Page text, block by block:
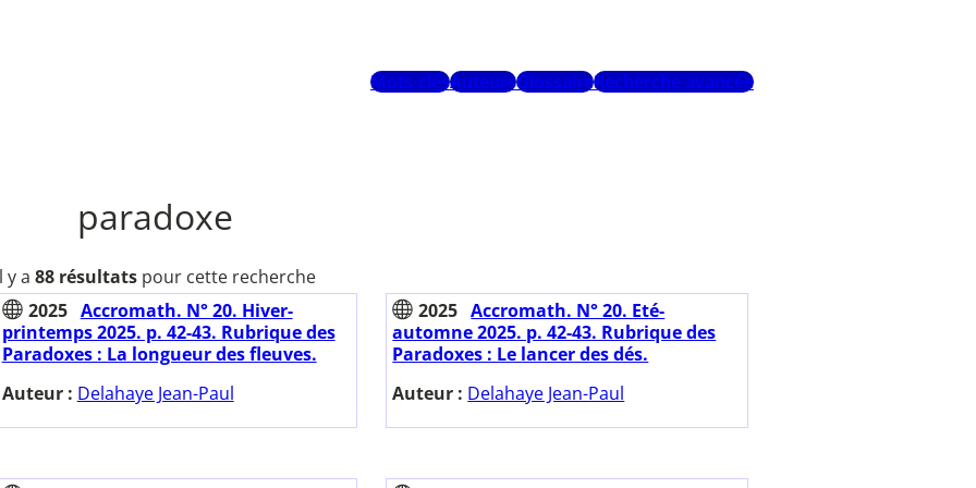
Mots-clésAuteursGlossaireRecherche avancée
paradoxe
y a 88 résultatspour cette recherche
2025 Accromath. N° 20. Hiver-
printemps 2025. p. 42-43. Rubrique des
Paradoxes : La longueur des fleuves.
Auteur : Delahaye Jean-Paul
2025 Accromath. N° 20. Eté-
automne 2025. p. 42-43. Rubrique des
Paradoxes : Le lancer des dés.
Auteur : Delahaye Jean-Paul